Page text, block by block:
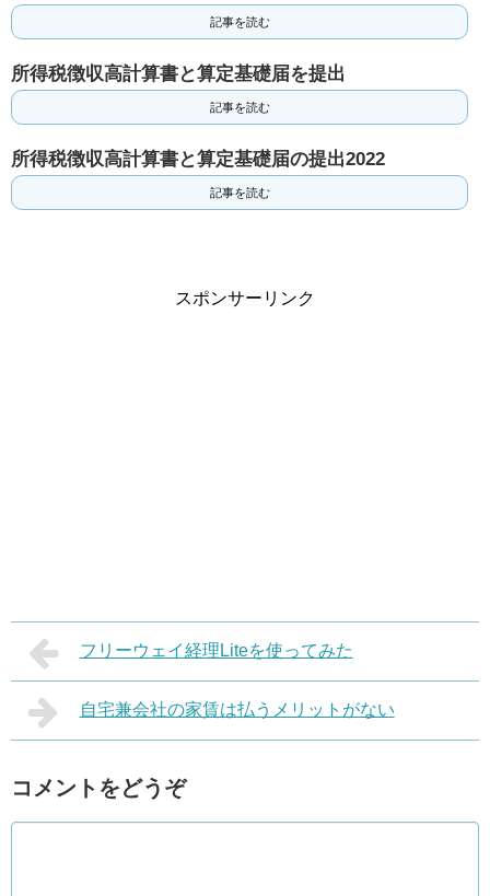
記事を読む
所得税徴収高計算書と算定基礎届を提出
記事を読む
所得税徴収高計算書と算定基礎届の提出2022
記事を読む
スポンサーリンク
フリーウェイ経理Liteを使ってみた
自宅兼会社の家賃は払うメリットがない
コメントをどうぞ